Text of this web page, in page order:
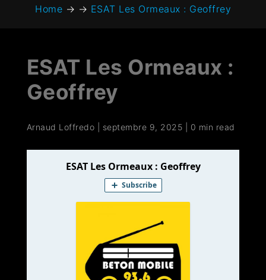
Home → → ESAT Les Ormeaux : Geoffrey
ESAT Les Ormeaux :
Geoffrey
Arnaud Loffredo septembre 9, 2025 0 min read